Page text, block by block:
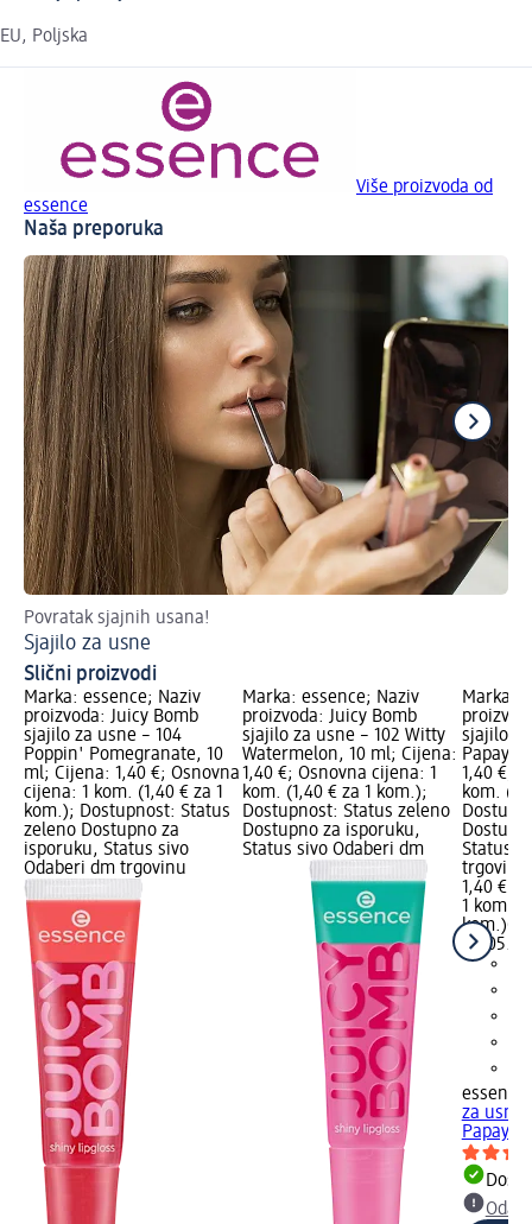
EU, Poljska
Više proizvoda od
essence
Naša preporuka
Povratak sjajnih usana!
Sjajilo za usne
Slični proizvodi
Marka: essence; Naziv
proizvoda: Juicy Bomb
sjajilo za usne – 104
Poppin' Pomegranate, 10
ml; Cijena: 1,40 €; Osnovna
cijena: 1 kom. (1,40 € za 1
kom.); Dostupnost: Status
zeleno Dostupno za
isporuku, Status sivo
Odaberi dm trgovinu
Marka: essence; Naziv
proizvoda: Juicy Bomb
sjajilo za usne – 102 Witty
Watermelon, 10 ml; Cijena:
1,40 €; Osnovna cijena: 1
kom. (1,40 € za 1 kom.);
Dostupnost: Status zeleno
Dostupno za isporuku,
Status sivo Odaberi dm
Marka:
sjajilo
Papaya,
1,40 €;
kom.
Status
trgovinu
1,40 €
1 kom.
kom.)
essence
za usne
Papaya,